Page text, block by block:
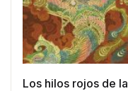
Los hilos rojos de la